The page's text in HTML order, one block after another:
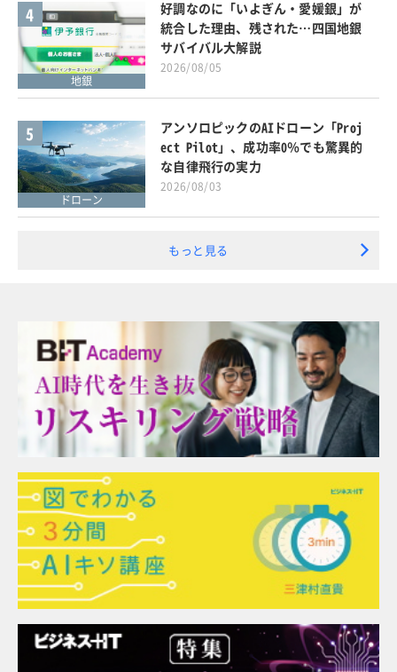
4
地銀
好調なのに「いよぎん・愛媛銀」が
統合した理由、残された…四国地銀
サバイバル大解説
2026/08/05
5
ドローン
アンソロピックのAIドローン「Proj
ect Pilot」、成功率0％でも驚異的
な自律飛行の実力
2026/08/03
もっと見る